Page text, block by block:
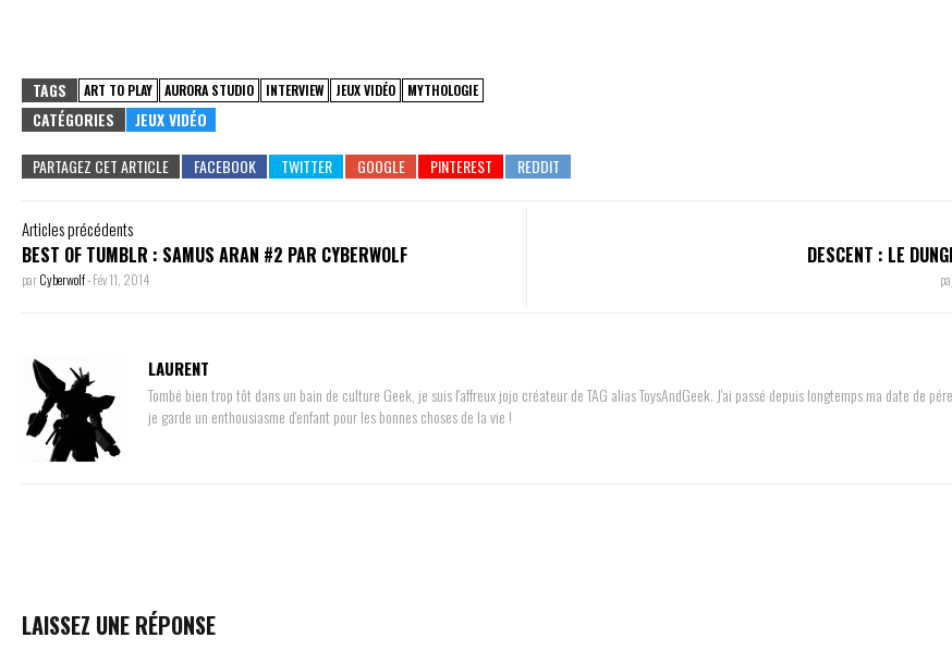
TAGS ART TO PLAY AURORA STUDIO INTERVIEW JEUX VIDÉO MYTHOLOGIE
CATÉGORIES JEUX VIDÉO
PARTAGEZ CET ARTICLE
Articles précédents
BEST OF TUMBLR : SAMUS ARAN #2 PAR CYBERWOLF
parCyberwolf-Fév 11, 2014
DESCENT : LE
LAURENT
Tombé bien trop tôt dans un bain de culture Geek, je suis l'affreux jojo créateur de TAG alias ToysAndGeek. J'ai passé depuis longtemps ma date de
je garde un enthousiasme d'enfant pour les bonnes choses de la vie !
LAISSEZ UNE RÉPONSE